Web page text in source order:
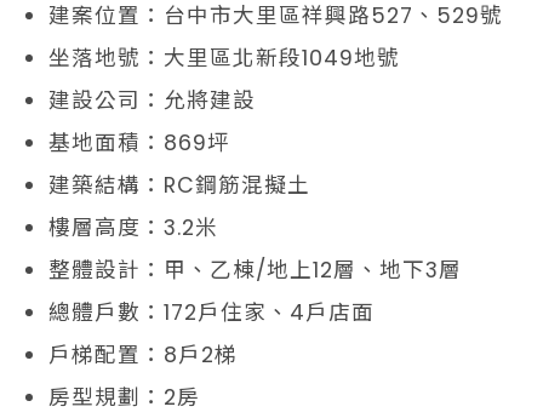
建案位置：台中市大里區祥興路527、529號
坐落地號：大里區北新段1049地號
建設公司：允將建設
基地面積：869坪
建築結構：RC鋼筋混擬土
樓層高度：3.2米
整體設計：甲、乙棟/地上12層、地下3層
總體戶數：172戶住家、4戶店面
戶梯配置：8戶2梯
房型規劃：2房